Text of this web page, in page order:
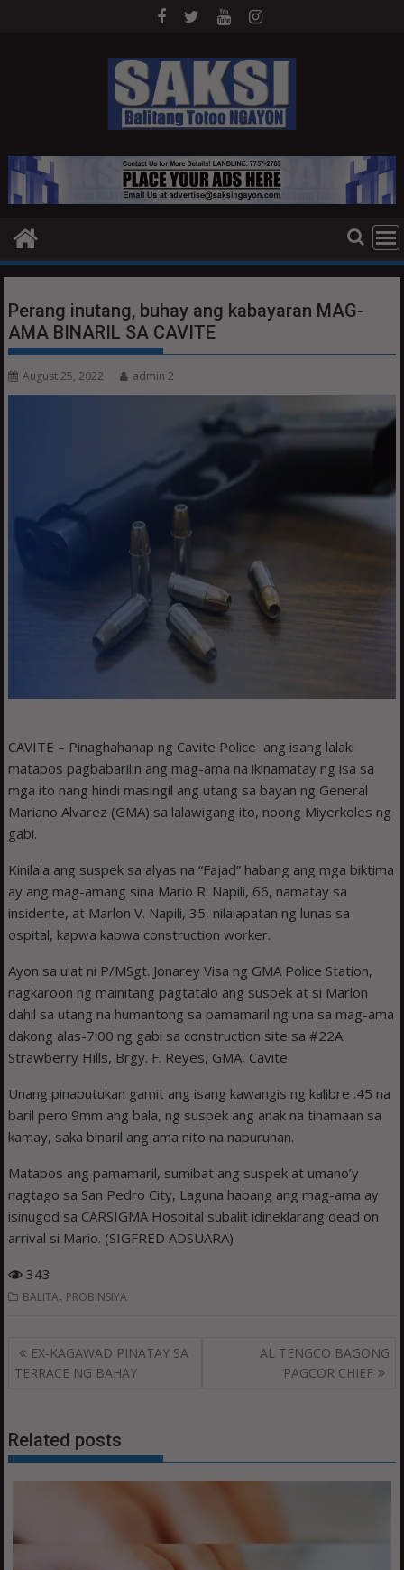
Perang inutang, buhay ang kabayaran MAG-
AMA BINARIL SA CAVITE
August 25, 2022 admin 2
CAVITE – Pinaghahanap ng Cavite Police ang isang lalaki
matapos pagbabarilin ang mag-ama na ikinamatay ng isa sa
mga ito nang hindi masingil ang utang sa bayan ng General
Mariano Alvarez (GMA) sa lalawigang ito, noong Miyerkoles ng
gabi.
Kinilala ang suspek sa alyas na “Fajad” habang ang mga biktima
ay ang mag-amang sina Mario R. Napili, 66, namatay sa
insidente, at Marlon V. Napili, 35, nilalapatan ng lunas sa
ospital, kapwa kapwa construction worker.
Ayon sa ulat ni P/MSgt. Jonarey Visa ng GMA Police Station,
nagkaroon ng mainitang pagtatalo ang suspek at si Marlon
dahil sa utang na humantong sa pamamaril ng una sa mag-ama
dakong alas-7:00 ng gabi sa construction site sa #22A
Strawberry Hills, Brgy. F. Reyes, GMA, Cavite
Unang pinaputukan gamit ang isang kawangis ng kalibre .45 na
baril pero 9mm ang bala, ng suspek ang anak na tinamaan sa
kamay, saka binaril ang ama nito na napuruhan.
Matapos ang pamamaril, sumibat ang suspek at umano’y
nagtago sa San Pedro City, Laguna habang ang mag-ama ay
isinugod sa CARSIGMA Hospital subalit idineklarang dead on
arrival si Mario. (SIGFRED ADSUARA)
343
BALITA, PROBINSIYA
Post
navigation
EX-KAGAWAD PINATAY SA
TERRACE NG BAHAY
AL TENGCO BAGONG
PAGCOR CHIEF
Related posts